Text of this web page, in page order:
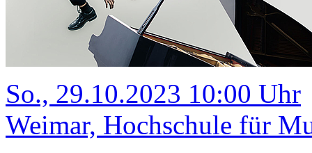
So., 29.10.2023 10:00 Uhr
Weimar, Hochschule für